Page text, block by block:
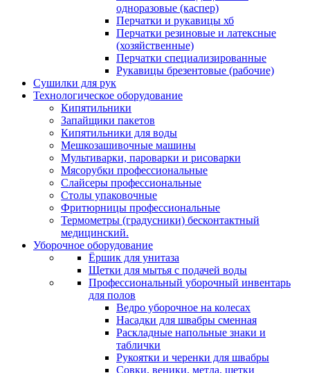
одноразовые (каспер)
Перчатки и рукавицы хб
Перчатки резиновые и латексные
(хозяйственные)
Перчатки специализированные
Рукавицы брезентовые (рабочие)
Сушилки для рук
Технологическое оборудование
Кипятильники
Запайщики пакетов
Кипятильники для воды
Мешкозашивочные машины
Мультиварки, пароварки и рисоварки
Мясорубки профессиональные
Слайсеры профессиональные
Столы упаковочные
Фритюрницы профессиональные
Термометры (градусники) бесконтактный
медицинский.
Уборочное оборудование
Ёршик для унитаза
Щетки для мытья с подачей воды
Профессиональный уборочный инвентарь
для полов
Ведро уборочное на колесах
Насадки для швабры сменная
Раскладные напольные знаки и
таблички
Рукоятки и черенки для швабры
Совки, веники, метла, щетки